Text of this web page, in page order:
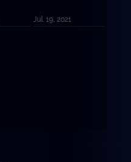
Jul. 19, 2021